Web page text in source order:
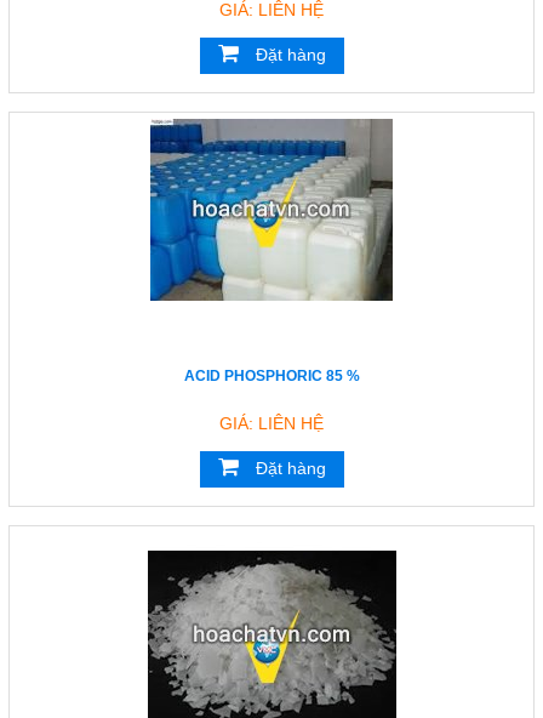
GIÁ: LIÊN HỆ
Đặt hàng
ACID PHOSPHORIC 85 %
GIÁ: LIÊN HỆ
Đặt hàng